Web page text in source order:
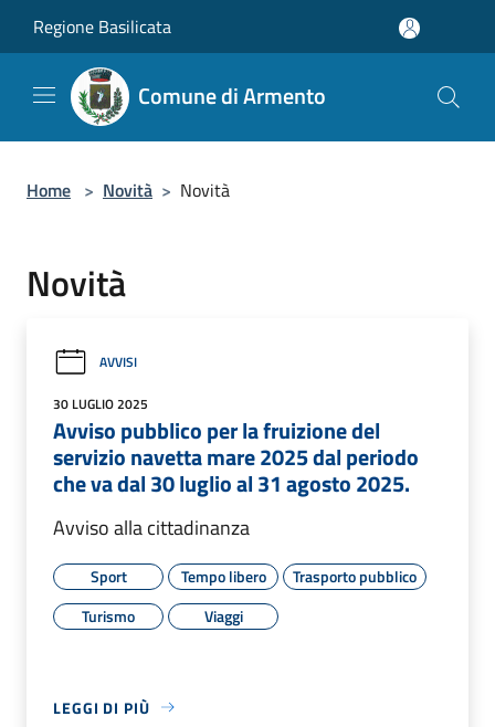
Regione Basilicata
Comune di Armento
Home > Novità > Novità
Novità
AVVISI
30 LUGLIO 2025
Avviso pubblico per la fruizione del
servizio navetta mare 2025 dal periodo
che va dal 30 luglio al 31 agosto 2025.
Avviso alla cittadinanza
Sport Tempo libero
Trasporto pubblico
Turismo
Viaggi
LEGGI DI PIÙ